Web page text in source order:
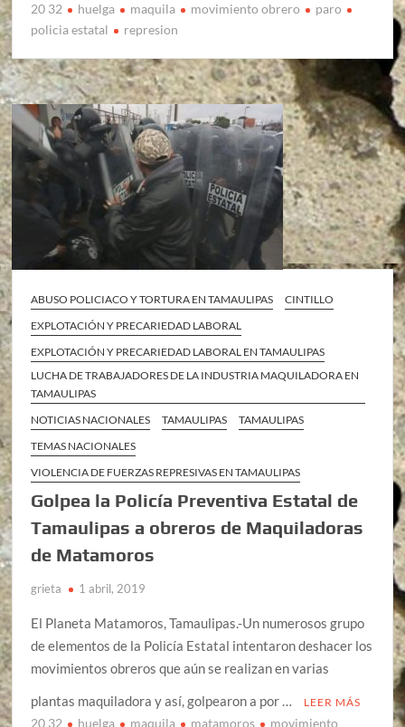
20 32 huelga maquila movimiento obrero
paro
policia estatal
represion
ABUSO POLICIACO Y TORTURA EN TAMAULIPAS
CINTILLO
EXPLOTACIÓN Y PRECARIEDAD LABORAL
EXPLOTACIÓN Y PRECARIEDAD LABORAL EN TAMAULIPAS
LUCHA DE TRABAJADORES DE LA INDUSTRIA MAQUILADORA EN
TAMAULIPAS
NOTICIAS NACIONALES
TAMAULIPAS
TAMAULIPAS
TEMAS NACIONALES
VIOLENCIA DE FUERZAS REPRESIVAS EN TAMAULIPAS
Golpea la Policía Preventiva Estatal de
Tamaulipas a obreros de Maquiladoras
de Matamoros
grieta 1 abril, 2019
El Planeta Matamoros, Tamaulipas.-Un numerosos grupo
de elementos de la Policía Estatal intentaron deshacer los
movimientos obreros que aún se realizan en varias
plantas maquiladora y así, golpearon a por …
LEER MÁS
20 32 huelga maquila matamoros movimiento